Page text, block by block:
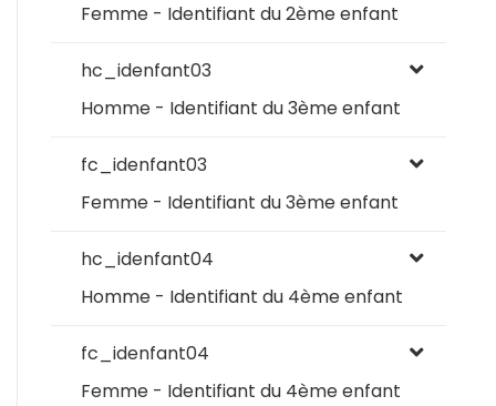
Femme - Identifiant du 2ème enfant
hc_idenfant03
Homme - Identifiant du 3ème enfant
fc_idenfant03
Femme - Identifiant du 3ème enfant
hc_idenfant04
Homme - Identifiant du 4ème enfant
fc_idenfant04
Femme - Identifiant du 4ème enfant